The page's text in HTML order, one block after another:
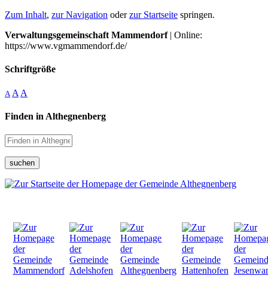
Zum Inhalt, zur Navigation oderzur Startseite springen.
Verwaltungsgemeinschaft Mammendorf| Online:
https://www.vgmammendorf.de/
Schriftgröße
A A A
Finden in Althegnenberg
suchen